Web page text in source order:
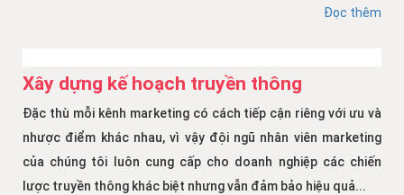
Đọc thêm
Xây dựng kế hoạch truyền thông
Đặc thù mỗi kênh marketing có cách tiếp cận riêng với ưu và
nhược điểm khác nhau, vì vậy đội ngũ nhân viên marketing
của chúng tôi luôn cung cấp cho doanh nghiệp các chiến
lược truyền thông khác biệt nhưng vẫn đảm bảo hiệu quả...